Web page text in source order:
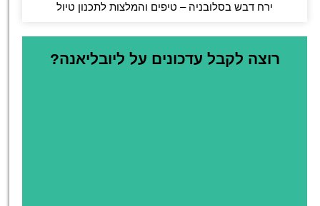
ירח דבש בסלובניה – טיפים והמלצות לתכנון טיול
רוצה לקבל עדכונים על ליובליאנה?